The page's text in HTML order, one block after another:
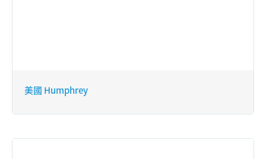
美國 Humphrey